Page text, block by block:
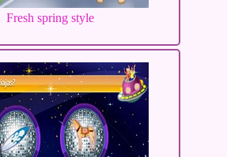
Fresh spring style